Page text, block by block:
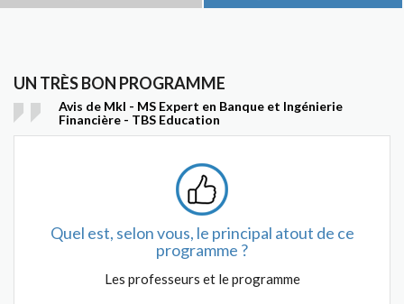
UN TRÈS BON PROGRAMME
Avis de Mkl - MS Expert en Banque et Ingénierie
Financière - TBS Education
Quel est, selon vous, le principal atout de ce
programme ?
Les professeurs et le programme